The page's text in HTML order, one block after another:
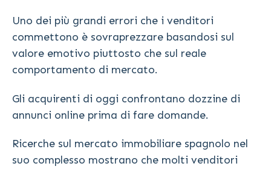
Uno dei più grandi errori che i venditori
commettono è sovraprezzare basandosi sul
valore emotivo piuttosto che sul reale
comportamento di mercato.
Gli acquirenti di oggi confrontano dozzine di
annunci online prima di fare domande.
Ricerche sul mercato immobiliare spagnolo nel
suo complesso mostrano che molti venditori